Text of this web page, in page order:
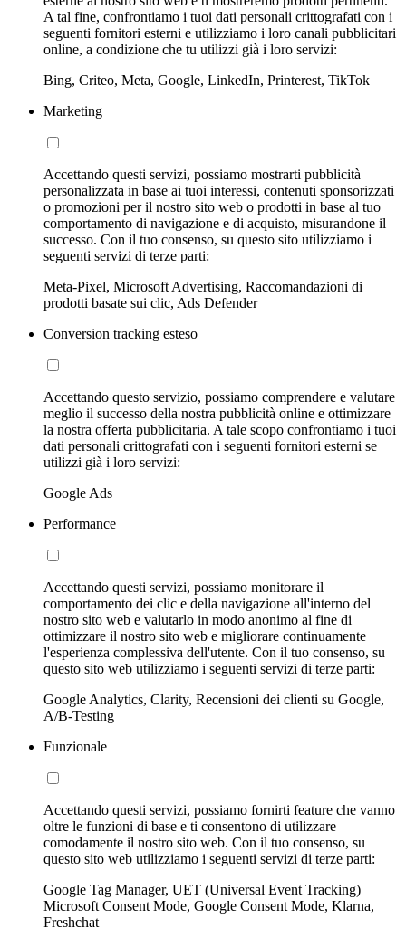
A tal fine, confrontiamo i tuoi dati personali crittografati con i
seguenti fornitori esterni e utilizziamo i loro canali pubblicitari
online, a condizione che tu utilizzi già i loro servizi:
Bing, Criteo, Meta, Google, LinkedIn, Printerest, TikTok
Marketing
Accettando questi servizi, possiamo mostrarti pubblicità
personalizzata in base ai tuoi interessi, contenuti sponsorizzati
o promozioni per il nostro sito web o prodotti in base al tuo
comportamento di navigazione e di acquisto, misurandone il
successo. Con il tuo consenso, su questo sito utilizziamo i
seguenti servizi di terze parti:
Meta-Pixel, Microsoft Advertising, Raccomandazioni di
prodotti basate sui clic, Ads Defender
Conversion tracking esteso
Accettando questo servizio, possiamo comprendere e valutare
meglio il successo della nostra pubblicità online e ottimizzare
la nostra offerta pubblicitaria. A tale scopo confrontiamo i tuoi
dati personali crittografati con i seguenti fornitori esterni se
utilizzi già i loro servizi:
Google Ads
Performance
Accettando questi servizi, possiamo monitorare il
comportamento dei clic e della navigazione all'interno del
nostro sito web e valutarlo in modo anonimo al fine di
ottimizzare il nostro sito web e migliorare continuamente
l'esperienza complessiva dell'utente. Con il tuo consenso, su
questo sito web utilizziamo i seguenti servizi di terze parti:
Google Analytics, Clarity, Recensioni dei clienti su Google,
A/B-Testing
Funzionale
Accettando questi servizi, possiamo fornirti feature che vanno
oltre le funzioni di base e ti consentono di utilizzare
comodamente il nostro sito web. Con il tuo consenso, su
questo sito web utilizziamo i seguenti servizi di terze parti:
Google Tag Manager, UET (Universal Event Tracking)
Microsoft Consent Mode, Google Consent Mode, Klarna,
Freshchat